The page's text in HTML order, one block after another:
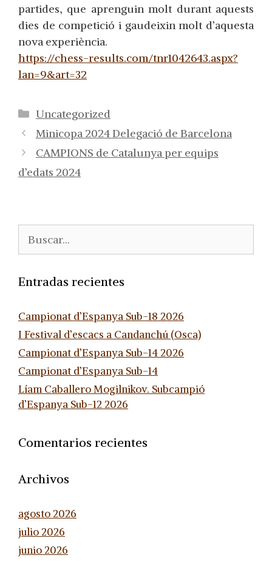
partides, que aprenguin molt durant aquests
dies de competició i gaudeixin molt d’aquesta
nova experiència.
https://chess-results.com/tnr1042643.aspx?
lan=9&art=32
Categorías
Uncategorized
Minicopa 2024 Delegació de Barcelona
CAMPIONS de Catalunya per equips
d’edats 2024
Entradas recientes
Campionat d’Espanya Sub-18 2026
I Festival d’escacs a Candanchú (Osca)
Campionat d’Espanya Sub-14 2026
Campionat d’Espanya Sub-14
Líam Caballero Mogilnikov. Subcampió
d’Espanya Sub-12 2026
Comentarios recientes
Archivos
agosto 2026
julio 2026
junio 2026